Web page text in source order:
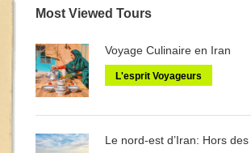
Most Viewed Tours
Voyage Culinaire en Iran
L'esprit Voyageurs
Le nord-est d’Iran: Hors